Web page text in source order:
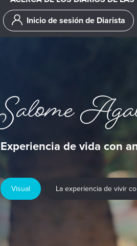
Inicio de sesión de Diarista
Salome
Experiencia de vida con
Visual La experiencia de vivir